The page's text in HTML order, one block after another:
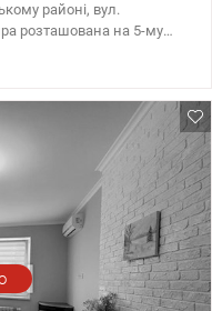
районі, вул.
розташована на 5-му
садок, школа, багато
озеро. Хороша
10 хвилин. Документи
valion.ua/1114345